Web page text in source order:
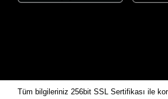
Tüm bilgileriniz 256bit SSL Sertifikası ile